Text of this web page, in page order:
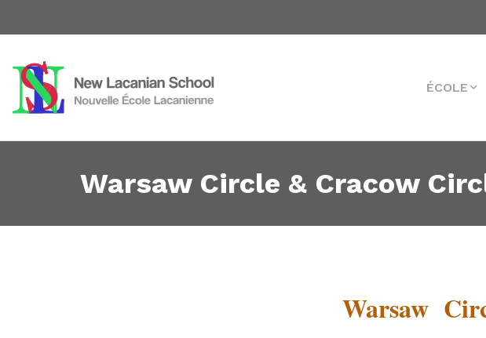
ÉCOLE
Warsaw Circle & Cracow
Warsaw